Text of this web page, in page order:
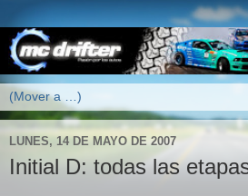
LUNES, 14 DE MAYO DE 2007
Initial D: todas las